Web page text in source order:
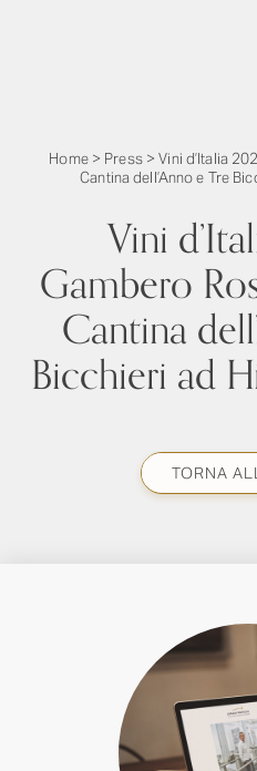
Home> Press>Vini d’Italia
Cantina dell’Anno e Tre
Vini
Gambero
Cantina
Bicchieri ad
TORNA